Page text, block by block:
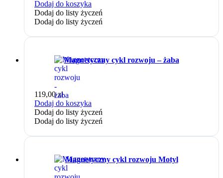
Dodaj do koszyka
Dodaj do listy życzeń
Dodaj do listy życzeń
Magnetyczny cykl rozwoju – żaba
119,00zł
Dodaj do koszyka
Dodaj do listy życzeń
Dodaj do listy życzeń
Magnetyczny cykl rozwoju Motyl